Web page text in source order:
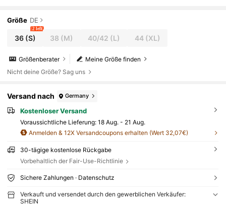
Größe DE
36(S)
2 left
38 (M) 40/42 (L) 44(XL)
Meine Größe finden
Größenberater
Nicht deine Größe? Sag uns
Versand nach Germany
Kostenloser Versand
Voraussichtliche Lieferung: 18 Aug. - 21 Aug.
Anmelden & 12X Versandcoupons erhalten (Wert 32,07€)
30-tägige kostenlose Rückgabe
Vorbehaltlich der Fair-Use-Richtlinie
Sichere Zahlungen · Datenschutz
Verkauft und versendet durch den gewerblichen Verkäufer:
SHEIN